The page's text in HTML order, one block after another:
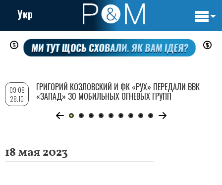
Перейти
содержанию
Укр
18 мая 2023
09:08
28.10
ГРИГОРИЙ КОЗЛОВСКИЙ И ФК «РУХ» ПЕРЕДАЛИ ВВК
«ЗАПАД» 30 МОБИЛЬНЫХ ОГНЕВЫХ ГРУПП